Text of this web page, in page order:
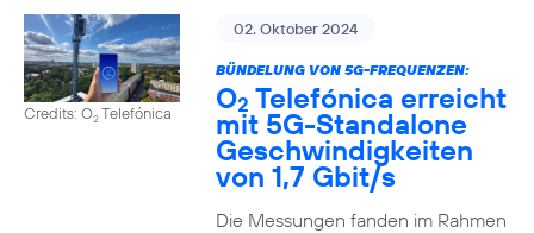
Credits: O2Telefónica
02. Oktober 2024
BÜNDELUNG VON 5G-FREQUENZEN:
O2 Telefónica erreicht
mit 5G-Standalone
Geschwindigkeiten
von 1,7 Gbit/s
Die Messungen fanden im Rahmen